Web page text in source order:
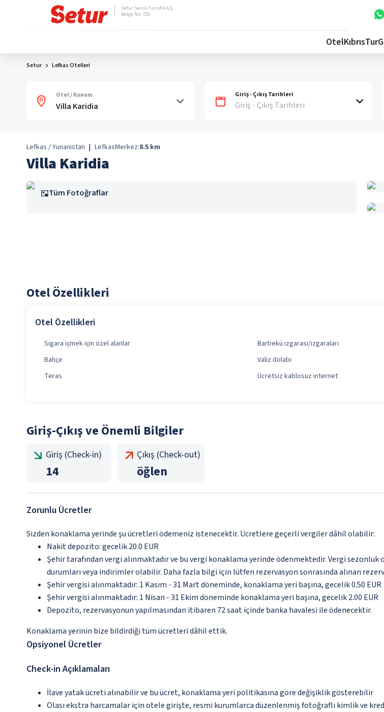
Setur Servis Turistik A.Ş.
Belge No: 728
OtelKıbrısTur
Setur Lefkas Otelleri
Otel / Konum Giriş - Çıkış Tarihleri
Giriş - Çıkış Tarihleri
Lefkas / Yunanistan | LefkasMerkez:8.5 km
Villa Karidia
Tüm Fotoğraflar
Otel Özellikleri
Otel Özellikleri
Sigara içmek için özel alanlar Barbekü ızgarası/ızgaraları
Bahçe
Valiz dolabı
Teras
Ücretsiz kablosuz internet
Giriş-Çıkış ve Önemli Bilgiler
Giriş (Check-in)
14
Çıkış (Check-out)
öğlen
Zorunlu Ücretler
Sizden konaklama yerinde şu ücretleri ödemeniz istenecektir. Ücretlere geçerli vergiler dâhil olabilir:
Nakit depozito: gecelik 20.0 EUR
Şehir tarafından vergi alınmaktadır ve bu vergi konaklama yerinde ödenmektedir. Vergi
durumları veya indirimler olabilir. Daha fazla bilgi için lütfen rezervasyon sonrasında alınan
Şehir vergisi alınmaktadır: 1 Kasım - 31 Mart döneminde, konaklama yeri başına, gecelik 0.50 EUR
Şehir vergisi alınmaktadır: 1 Nisan - 31 Ekim döneminde konaklama yeri başına, gecelik 2.00 EUR
Depozito, rezervasyonun yapılmasından itibaren 72 saat içinde banka havalesi ile ödenecektir.
Konaklama yerinin bize bildirdiği tüm ücretleri dâhil ettik.
Opsiyonel Ücretler
Check-in Açıklamaları
İlave yatak ücreti alınabilir ve bu ücret, konaklama yeri politikasına göre değişiklik gösterebilir
Olası ekstra harcamalar için otele girişte, resmi kurumlarca düzenlenmiş fotoğraflı kimlik ve